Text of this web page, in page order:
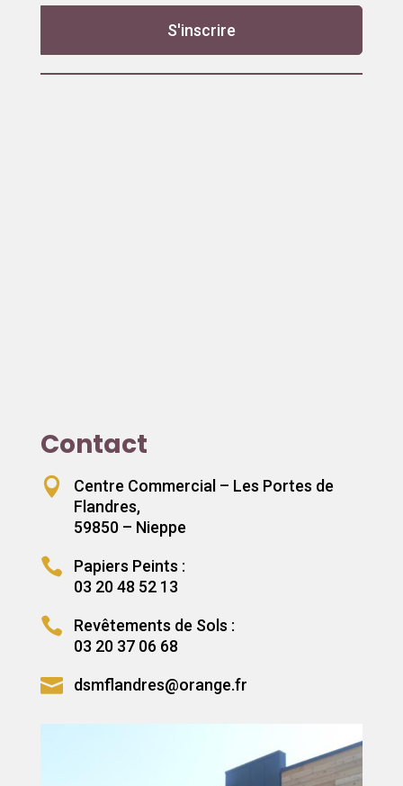
S'inscrire
Contact

Centre Commercial – Les Portes de
Flandres,
59850 – Nieppe

Papiers Peints :
03 20 48 52 13

Revêtements de Sols :
03 20 37 06 68
 dsmflandres@orange.fr